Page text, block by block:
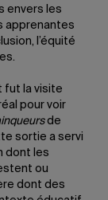
envers les
apprenantes
l’équité
fut la visite
pour voir
de
sortie a servi
dont les
ou
dont des